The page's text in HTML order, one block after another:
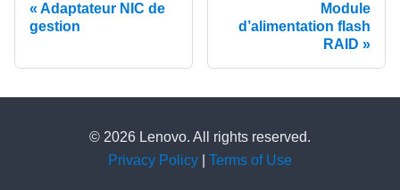
Adaptateur NIC de
gestion
Module
d’alimentation flash
RAID
© 2026 Lenovo. All rights reserved.
Privacy Policy
Terms of Use